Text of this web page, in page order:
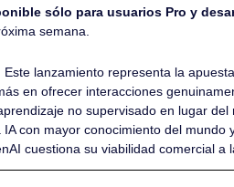
sólo para usuarios Pro y
semana.
Este lanzamiento representa la
en ofrecer interacciones
no supervisado en lugar
con mayor conocimiento del
cuestiona su viabilidad comercial a